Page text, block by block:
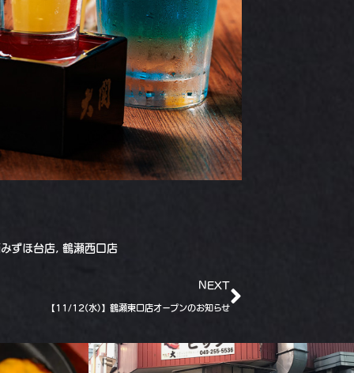
ずほ台店, 鶴瀬西口店
NEXT
【11/12(水)】鶴瀬東口店オープンのお知らせ